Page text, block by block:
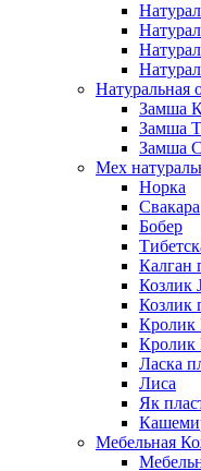
Натуральная
Замша
Замша
Замша
Мех
Норка
Свакара
Бобер
Калган
Козлик
Козлик
Кролик
Кролик
Ласка
Лиса
Як
Мебельная